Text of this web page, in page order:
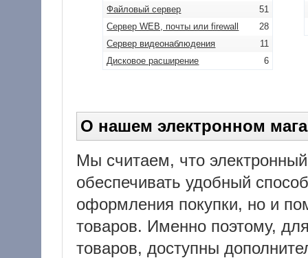
Файловый сервер
51
Сервер WEB, почты или firewall
28
Сервер видеонаблюдения
11
Дисковое расширение
6
О нашем электронном
Мы считаем, что
обеспечивать удобный
оформления покупки, но и
товаров. Именно поэтому,
товаров, доступны